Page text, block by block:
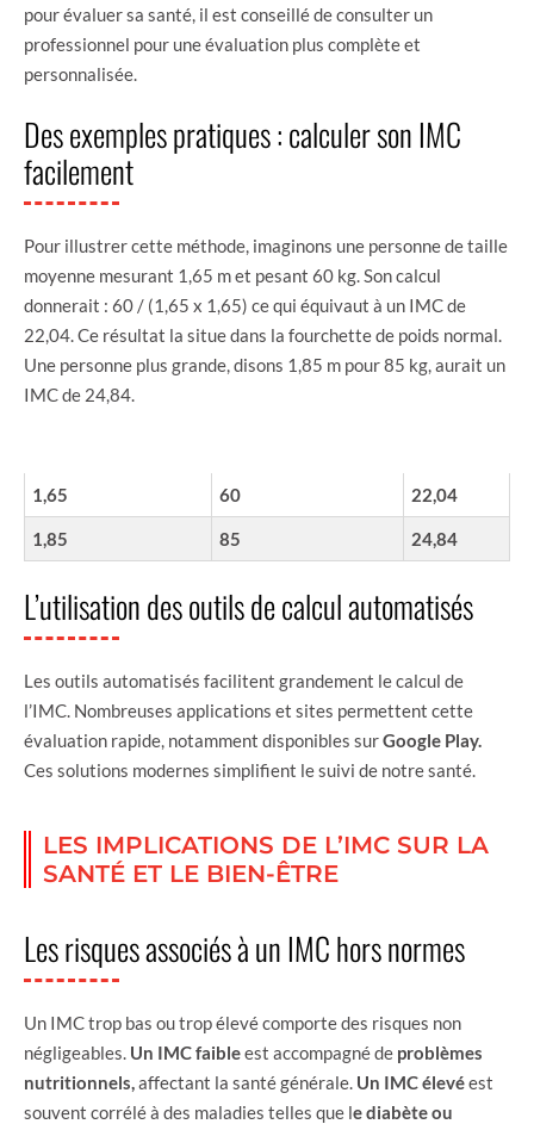
pour évaluer sa santé, il est conseillé de consulter un
professionnel pour une évaluation plus complète et
personnalisée.
Des exemples pratiques : calculer son IMC
facilement
Pour illustrer cette méthode, imaginons une personne de taille
moyenne mesurant 1,65 m et pesant 60 kg. Son calcul
donnerait : 60 / (1,65 x 1,65) ce qui équivaut à un IMC de
22,04. Ce résultat la situe dans la fourchette de poids normal.
Une personne plus grande, disons 1,85 m pour 85 kg, aurait un
IMC de 24,84.
1,65 60 22,04
1,85 85 24,84
L’utilisation des outils de calcul automatisés
Les outils automatisés facilitent grandement le calcul de
l’IMC. Nombreuses applications et sites permettent cette
évaluation rapide, notamment disponibles surGoogle Play.
Ces solutions modernes simplifient le suivi de notre santé.
LES IMPLICATIONS DE L’IMC SUR LA
SANTÉ ET LE BIEN-ÊTRE
Les risques associés à un IMC hors normes
Un IMC trop bas ou trop élevé comporte des risques non
négligeables. Un IMC faibleest accompagné de problèmes
nutritionnels, affectant la santé générale. Un IMC élevéest
souvent corrélé à des maladies telles que le diabète ou